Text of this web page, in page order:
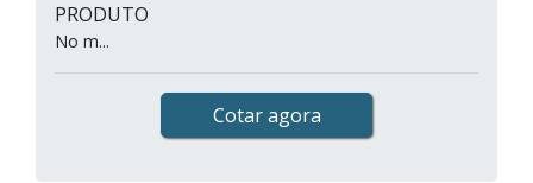
PRODUTO
No m...
Cotar agora